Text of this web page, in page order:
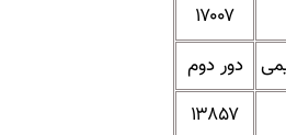
۱۷۰۰۷
دور دوم
۱۳۸۵۷